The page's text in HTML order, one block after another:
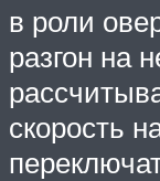
в роли
разгон на
скорость